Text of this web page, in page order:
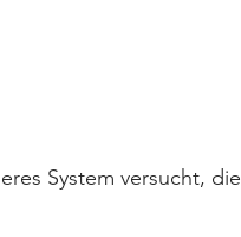
System versucht, die